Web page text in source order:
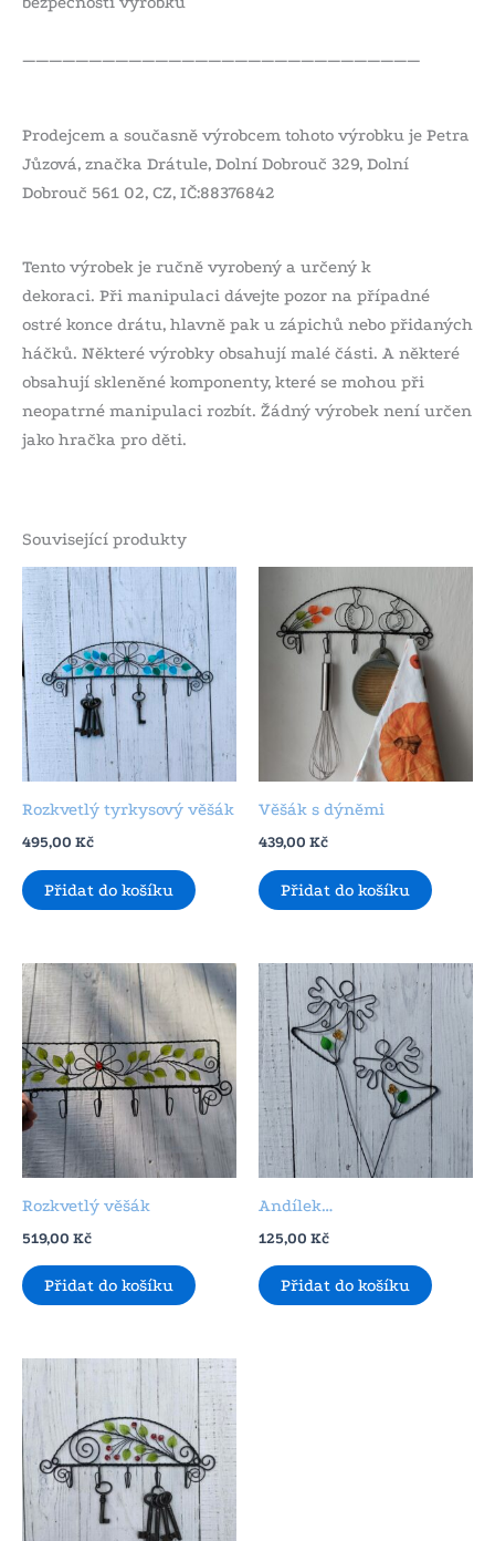
——————————————————————————————
Prodejcem a současně výrobcem tohoto výrobku je Petra
Jůzová, značka Drátule, Dolní Dobrouč 329, Dolní
Dobrouč 561 02, CZ, IČ:88376842
Tento výrobek je ručně vyrobený a určený k
dekoraci. Při manipulaci dávejte pozor na případné
ostré konce drátu, hlavně pak u zápichů nebo přidaných
háčků. Některé výrobky obsahují malé části. A některé
obsahují skleněné komponenty, které se mohou při
neopatrné manipulaci rozbít. Žádný výrobek není určen
jako hračka pro děti.
Související produkty
Rozkvetlý tyrkysový věšák
495,00 Kč
Přidat do košíku
Věšák s dýněmi
439,00 Kč
Přidat do košíku
Rozkvetlý věšák
519,00 Kč
Přidat do košíku
Andílek…
125,00 Kč
Přidat do košíku